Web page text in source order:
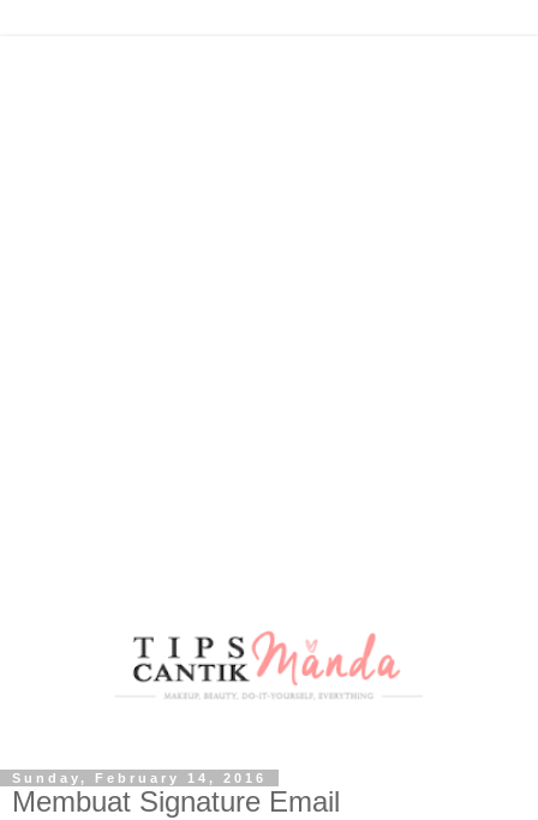
Sunday, February 14, 2016
Membuat Signature Email